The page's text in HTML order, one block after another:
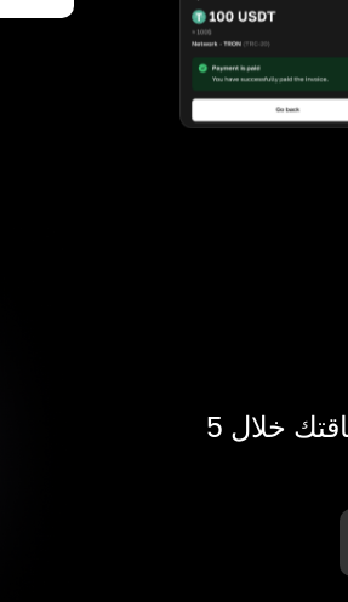
ادفع بالكريبتو في أي مكان. احصل على بطاقتك خلال 5